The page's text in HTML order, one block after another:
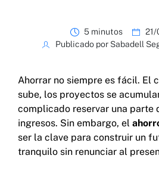
5 minutos
21/
Publicado por Sabadell
Ahorrar no siempre es fácil. El
sube, los proyectos se
complicado reservar una parte
ingresos. Sin embargo, el
ser la clave para construir un
tranquilo sin renunciar al